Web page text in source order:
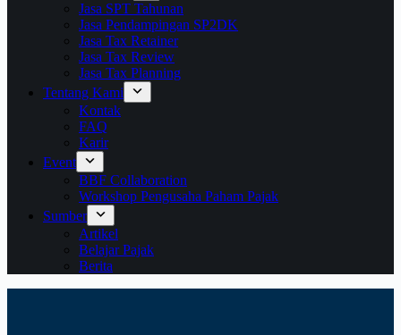
Jasa SPT Tahunan
Jasa Pendampingan SP2DK
Jasa Tax Retainer
Jasa Tax Review
Jasa Tax Planning
Tentang Kami
Kontak
FAQ
Karir
Event
BBF Collaboration
Workshop Pengusaha Paham Pajak
Sumber
Artikel
Belajar Pajak
Berita